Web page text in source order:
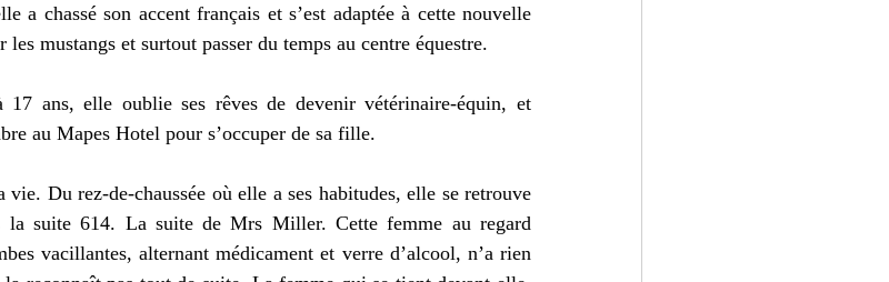
a chassé son accent français et s’est adaptée à cette nouvelle
mustangs et surtout passer du temps au centre équestre.
17 ans, elle oublie ses rêves de devenir vétérinaire-équin, et
au Mapes Hotel pour s’occuper de sa fille.
Du rez-de-chaussée où elle a ses habitudes, elle se retrouve
la suite 614. La suite de Mrs Miller. Cette femme au regard
vacillantes, alternant médicament et verre d’alcool, n’a rien